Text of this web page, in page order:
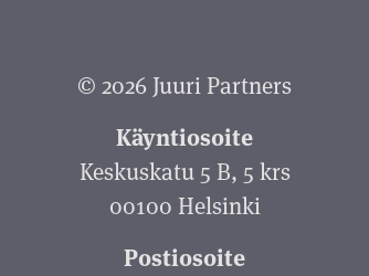
© 2026 Juuri Partners
Käyntiosoite
Keskuskatu 5 B, 5 krs
00100 Helsinki
Postiosoite